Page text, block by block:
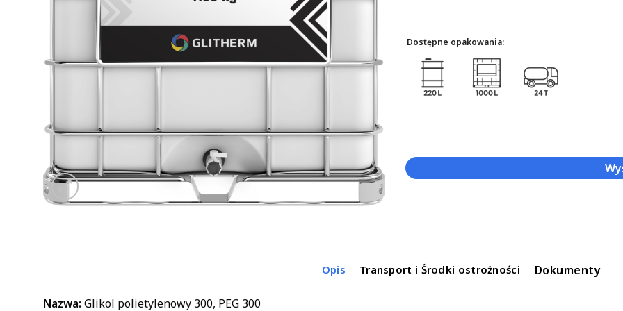
Dostępne opakowania:
Opis Transport i Środki ostrożności Dokumenty
Nazwa: Glikol polietylenowy 300, PEG 300